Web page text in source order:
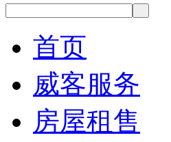
首页
威客服务
房屋租售